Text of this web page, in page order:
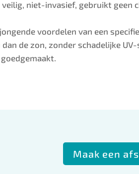
niet-invasief, gebruikt geen
voordelen van een
de zon, zonder schadelijke
Maak een